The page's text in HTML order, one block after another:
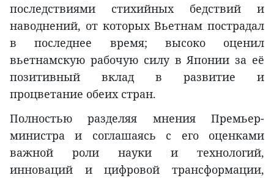
последствиями стихийных бедствий и
наводнений, от которых Вьетнам пострадал
в последнее время; высоко оценил
вьетнамскую рабочую силу в Японии за её
позитивный вклад в развитие и
процветание обеих стран.
Полностью разделяя мнения Премьер-
министра и соглашаясь с его оценками
важной роли науки и технологий,
инноваций и цифровой трансформации,